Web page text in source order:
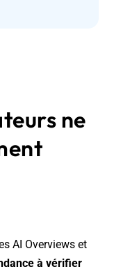
ne
AI Overviews et
à vérifier